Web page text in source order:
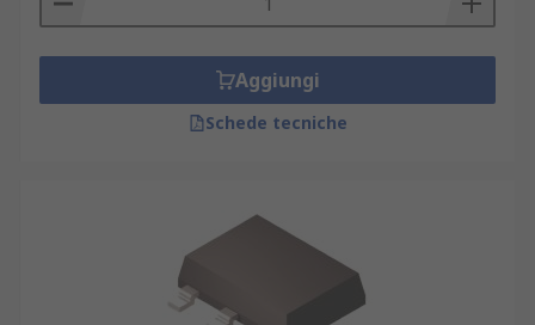
Aggiungi
Schede tecniche